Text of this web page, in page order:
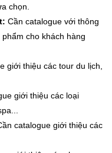
chọn.
Cần catalogue với thông
cho khách hàng
giới thiệu các tour du lịch,
giới thiệu các loại
catalogue giới thiệu các